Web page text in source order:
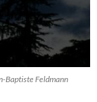
Baptiste Feldmann